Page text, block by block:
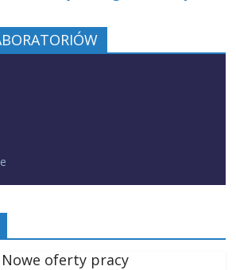
Nowe oferty pracy